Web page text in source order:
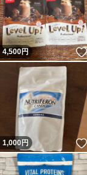
4,500円
1,000円